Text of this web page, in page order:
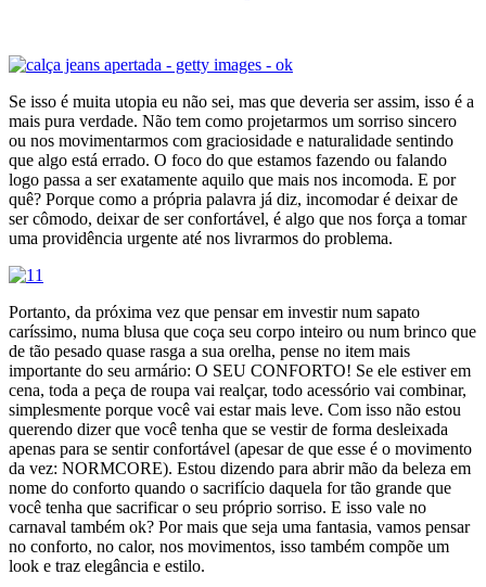
Se isso é muita utopia eu não sei, mas que deveria ser assim, isso é a
mais pura verdade. Não tem como projetarmos um sorriso sincero
ou nos movimentarmos com graciosidade e naturalidade sentindo
que algo está errado. O foco do que estamos fazendo ou falando
logo passa a ser exatamente aquilo que mais nos incomoda. E por
quê? Porque como a própria palavra já diz, incomodar é deixar de
ser cômodo, deixar de ser confortável, é algo que nos força a tomar
uma providência urgente até nos livrarmos do problema.
Portanto, da próxima vez que pensar em investir num sapato
caríssimo, numa blusa que coça seu corpo inteiro ou num brinco que
de tão pesado quase rasga a sua orelha, pense no item mais
importante do seu armário: O SEU CONFORTO! Se ele estiver em
cena, toda a peça de roupa vai realçar, todo acessório vai combinar,
simplesmente porque você vai estar mais leve. Com isso não estou
querendo dizer que você tenha que se vestir de forma desleixada
apenas para se sentir confortável (apesar de que esse é o movimento
da vez: NORMCORE). Estou dizendo para abrir mão da beleza em
nome do conforto quando o sacrifício daquela for tão grande que
você tenha que sacrificar o seu próprio sorriso. E isso vale no
carnaval também ok? Por mais que seja uma fantasia, vamos pensar
no conforto, no calor, nos movimentos, isso também compõe um
look e traz elegância e estilo.